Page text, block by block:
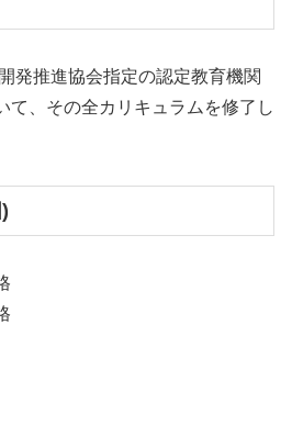
発推進協会指定の認定教育機関
て、その全カリキュラムを修了し